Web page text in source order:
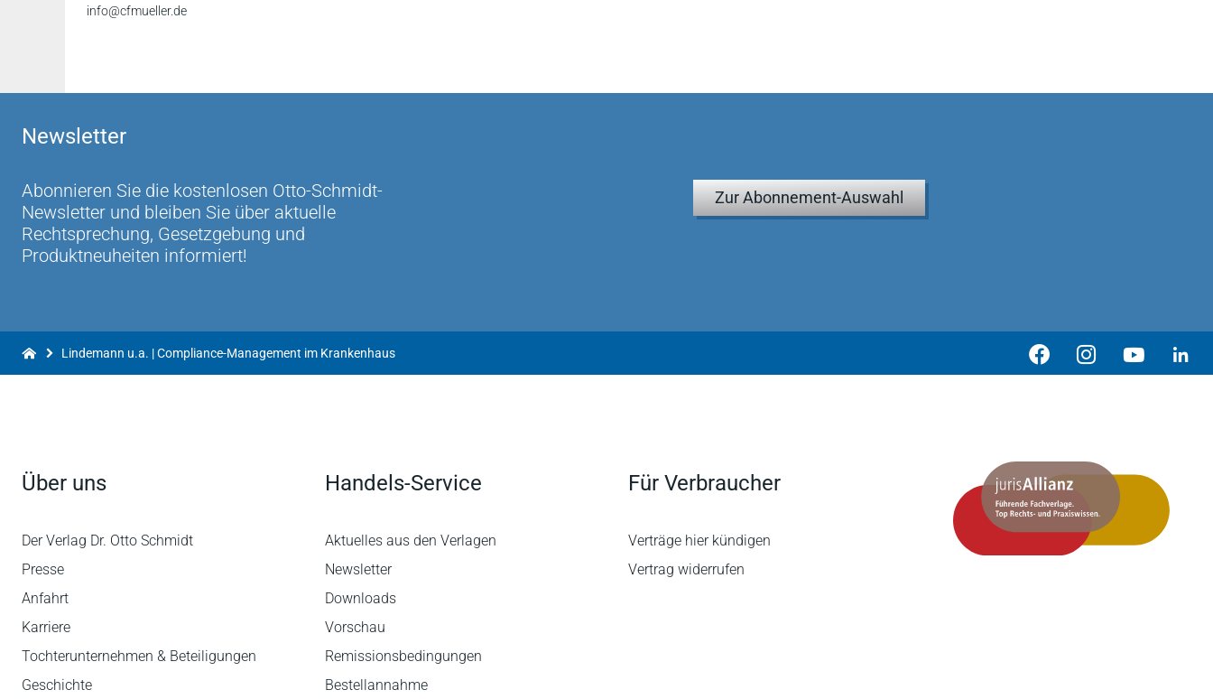
info@cfmueller.de
Newsletter
Abonnieren Sie die kostenlosen Otto-Schmidt-
Newsletter und bleiben Sie über aktuelle
Rechtsprechung, Gesetzgebung und
Produktneuheiten informiert!
Zur Abonnement-Auswahl
Lindemann u.a. | Compliance-Management im Krankenhaus
Über uns
Der Verlag Dr. Otto Schmidt
Presse
Anfahrt
Karriere
Tochterunternehmen & Beteiligungen
Geschichte
Handels-Service
Aktuelles aus den Verlagen
Newsletter
Downloads
Vorschau
Remissionsbedingungen
Bestellannahme
Für Verbraucher
Verträge hier kündigen
Vertrag widerrufen